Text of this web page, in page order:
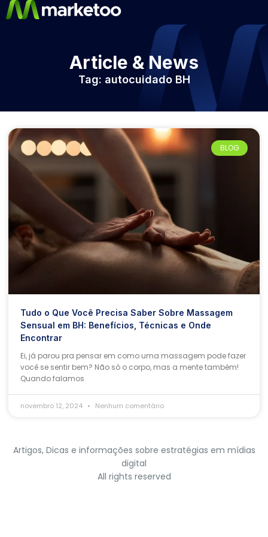
Article & News
Tag: autocuidado BH
BLOG
Tudo o Que Você Precisa Saber Sobre Massagem
Sensual em BH: Benefícios, Técnicas e Onde
Encontrar
Ei, já parou pra pensar em como uma massagem pode fazer
você se sentir bem? Não só o corpo, mas a mente também!
Quando falamos
novembro 12, 2024 Nenhum comentário
Artigos, Dicas e informações sobre estratégias em mídias
digital
All rights reserved